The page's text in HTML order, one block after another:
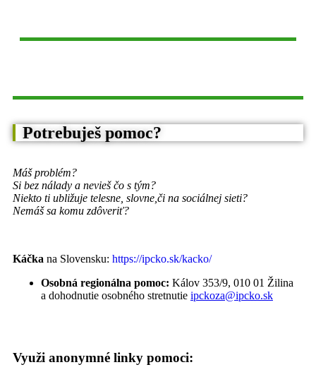
Potrebuješ pomoc?
Máš problém?
Si bez nálady a nevieš čo s tým?
Niekto ti ubližuje telesne, slovne, či na sociálnej sieti?
Nemáš sa komu zdôveriť?
Káčka na Slovensku: https://ipcko.sk/kacko/
Osobná regionálna pomoc: Kálov 353/9, 010 01 Žilina
a dohodnutie osobného stretnutie ipckoza@ipcko.sk
Využi anonymné linky pomoci: